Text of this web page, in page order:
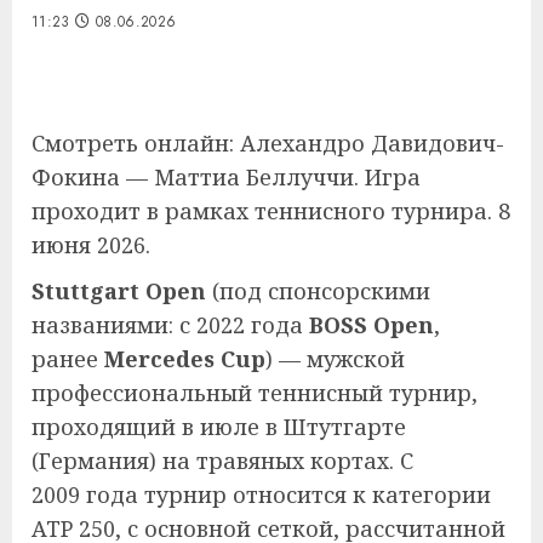
11:23 08.06.2026
Смотреть онлайн: Алехандро Давидович-
Фокина — Маттиа Беллуччи. Игра
проходит в рамках теннисного турнира. 8
июня 2026.
Stuttgart Open (под спонсорскими
названиями: с 2022 года BOSS Open,
ранее Mercedes Cup) — мужской
профессиональный теннисный турнир,
проходящий в июле в Штутгарте
(Германия) на травяных кортах. С
2009 года турнир относится к категории
ATP 250, с основной сеткой, рассчитанной